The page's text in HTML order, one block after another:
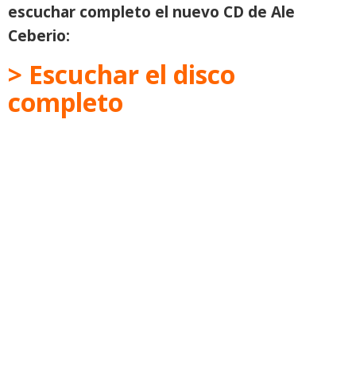
escuchar completo el nuevo CD de Ale
Ceberio:
> Escuchar el disco
completo